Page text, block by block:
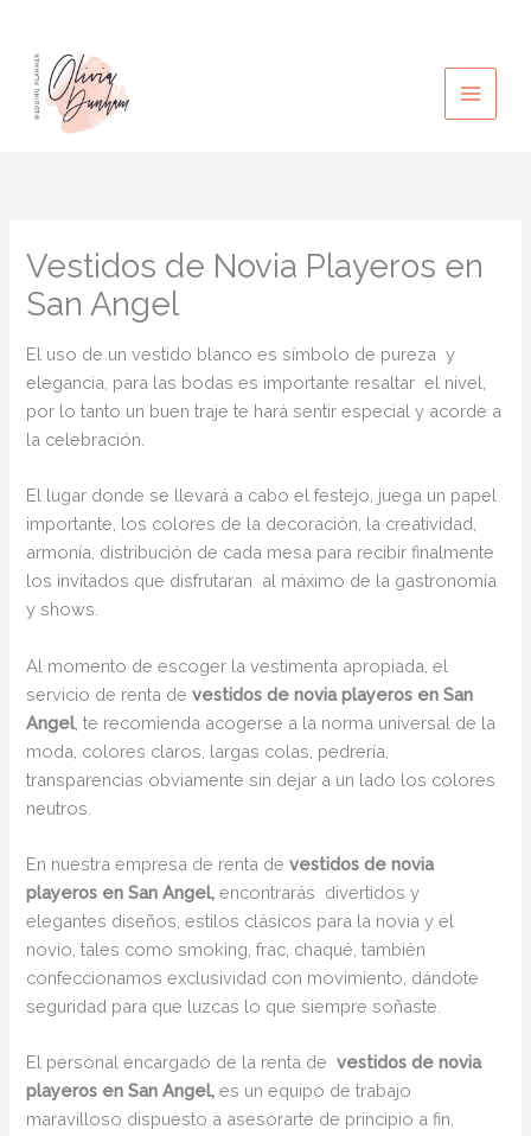
contenido
Vestidos de Novia Playeros en
San Angel
El uso de un vestido blanco es símbolo de pureza y
elegancia, para las bodas es importante resaltar el nivel,
por lo tanto un buen traje te hará sentir especial y acorde a
la celebración.
El lugar donde se llevará a cabo el festejo, juega un papel
importante, los colores de la decoración, la creatividad,
armonía, distribución de cada mesa para recibir finalmente
los invitados que disfrutaran al máximo de la gastronomía
y shows.
Al momento de escoger la vestimenta apropiada, el
servicio de renta devestidos de novia playeros en San
Angel, te recomienda acogerse a la norma universal de la
moda, colores claros, largas colas, pedrería,
transparencias obviamente sin dejar a un lado los colores
neutros.
En nuestra empresa de renta devestidos de novia
playeros en San Angel,encontrarás divertidos y
elegantes diseños, estilos clásicos para la novia y el
novio, tales como smoking, frac, chaqué, también
confeccionamos exclusividad con movimiento, dándote
seguridad para que luzcas lo que siempre soñaste.
El personal encargado de la renta devestidos de novia
playeros en San Angel, es un equipo de trabajo
maravilloso dispuesto a asesorarte de principio a fin,